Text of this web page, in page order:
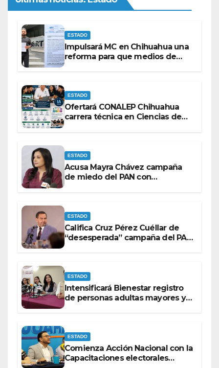
ESTADO
Impulsará MC en Chihuahua una
reforma para que medios de
ESTADO
Ofertará CONALEP Chihuahua
carrera técnica en Ciencias de
ESTADO
Acusa Mayra Chávez campaña
de miedo del PAN con
ESTADO
Califica Cruz Pérez Cuéllar de
“desesperada” campaña del PAN
ESTADO
Intensificará Bienestar registro
de personas adultas mayores y
ESTADO
Comienza Acción Nacional con la
Capacitaciones electorales